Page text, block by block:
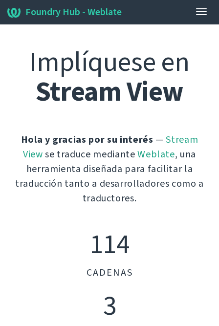
Foundry Hub - Weblate
Implíquese en
Stream View
Hola y gracias por su interés —Stream
Viewse traduce medianteWeblate, una
herramienta diseñada para facilitar la
traducción tanto a desarrolladores como a
traductores.
114
CADENAS
3